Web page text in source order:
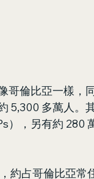
哥倫比亞一樣，
5,300 多萬人
），另有約 280
約占哥倫比亞常